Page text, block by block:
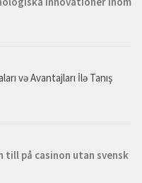
və Avantajları İlə Tanış
till på casinon utan svensk